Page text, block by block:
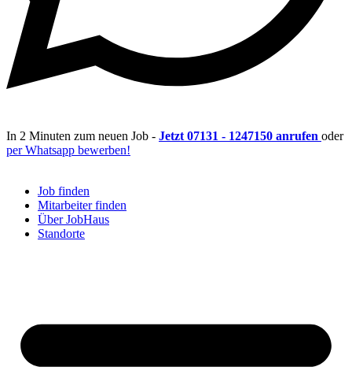
In 2 Minuten zum neuen Job - Jetzt 07131 - 1247150 anrufen oder
per Whatsapp bewerben!
Job finden
Mitarbeiter finden
Über JobHaus
Standorte